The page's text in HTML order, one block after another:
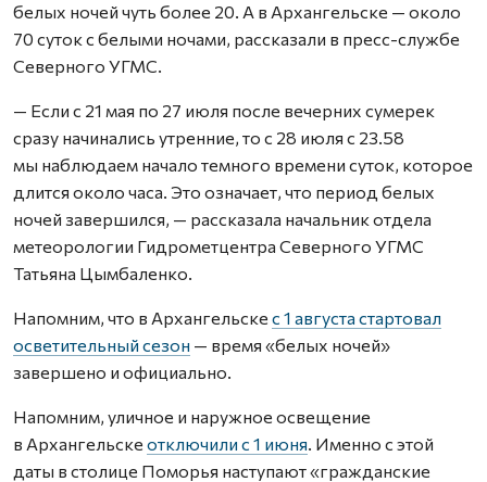
белых ночей чуть более 20. А в Архангельске — около
70 суток с белыми ночами, рассказали в пресс-службе
Северного УГМС.
— Если с 21 мая по 27 июля после вечерних сумерек
сразу начинались утренние, то с 28 июля с 23.58
мы наблюдаем начало темного времени суток, которое
длится около часа. Это означает, что период белых
ночей завершился, — рассказала начальник отдела
метеорологии Гидрометцентра Северного УГМС
Татьяна Цымбаленко.
Напомним, что в Архангельске с 1 августа стартовал
осветительный сезон — время «белых ночей»
завершено и официально.
Напомним, уличное и наружное освещение
в Архангельске отключили с 1 июня. Именно с этой
даты в столице Поморья наступают «гражданские